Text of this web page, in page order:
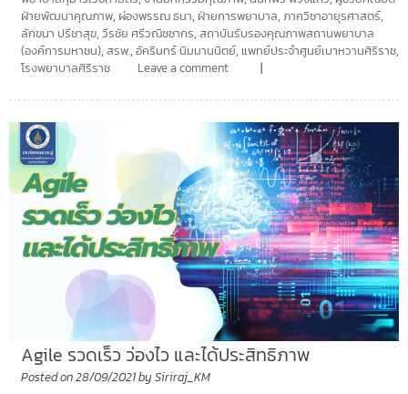
ฝ่ายพัฒนาคุณภาพ, ผ่องพรรณ ธนา, ฝ่ายการพยาบาล, ภาควิชาอายุรศาสตร์,
ลักขนา ปรีชาสุข, วีรชัย ศรีวณิชชากร, สถาบันรับรองคุณภาพสถานพยาบาล
(องค์การมหาชน), สรพ., อัครินทร์ นิมมานนิตย์, แพทย์ประจำศูนย์เบาหวานศิริราช,
โรงพยาบาลศิริราช
Leave a comment
Agile รวดเร็ว ว่องไว และได้ประสิทธิภาพ
Posted on28/09/2021by Siriraj_KM